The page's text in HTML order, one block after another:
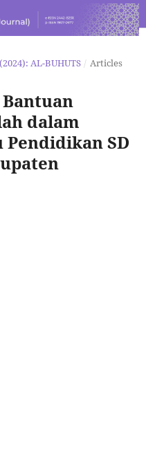
AL-BUHUTS / Articles
dalam
SD